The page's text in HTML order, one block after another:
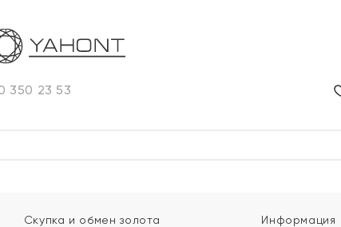
350 23 53
Скупка и обмен золота Информация